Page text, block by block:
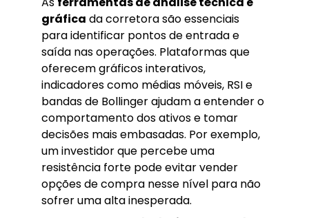
gráfica da corretora são essenciais
para identificar pontos de entrada e
saída nas operações. Plataformas que
oferecem gráficos interativos,
indicadores como médias móveis, RSI e
bandas de Bollinger ajudam a entender o
comportamento dos ativos e tomar
decisões mais embasadas. Por exemplo,
um investidor que percebe uma
resistência forte pode evitar vender
opções de compra nesse nível para não
sofrer uma alta inesperada.